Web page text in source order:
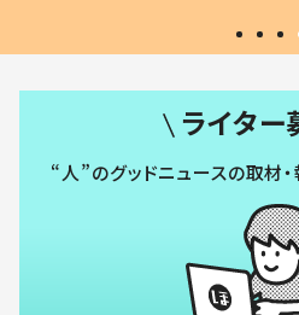
ライター
“人”のグッドニュースの取材